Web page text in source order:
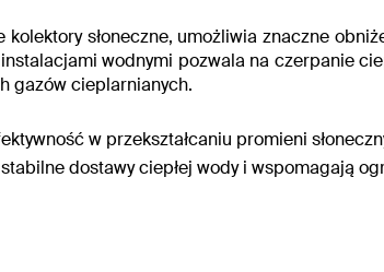
słoneczne, umożliwia znaczne
wodnymi pozwala na czerpanie
gazów cieplarnianych.
w przekształcaniu promieni
dostawy ciepłej wody i wspomagają